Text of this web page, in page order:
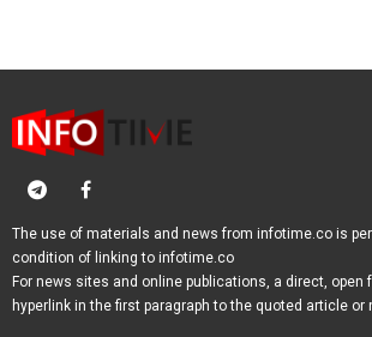
The use of materials and news from infotime.co is
condition of linking to infotime.co
For news sites and online publications, a direct, open
hyperlink in the first paragraph to the quoted article or